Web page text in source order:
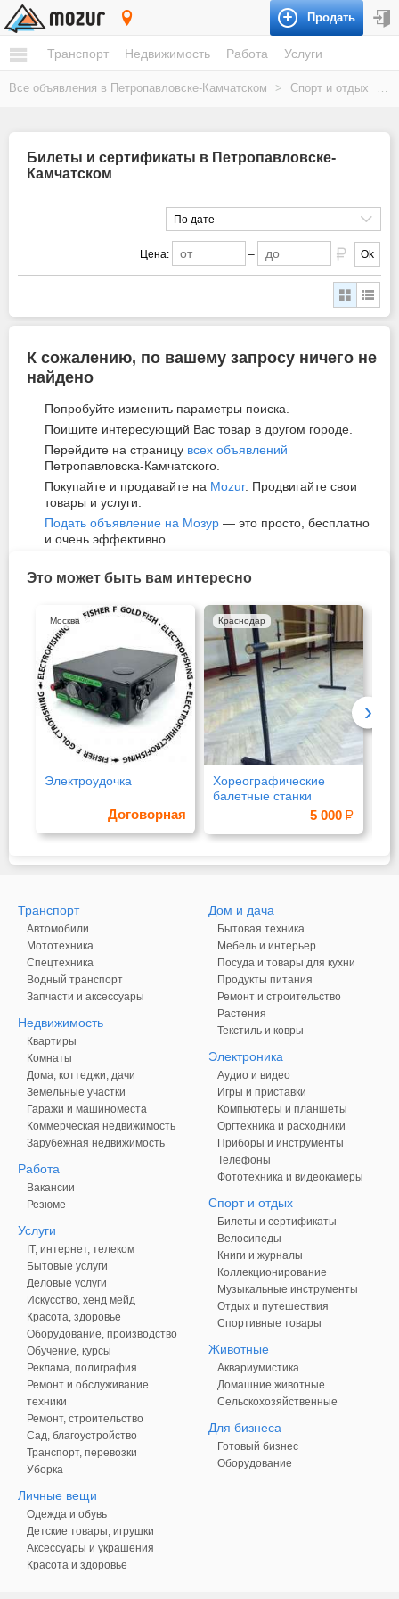
Петропавловск-Камчатский Продать
Транспорт Недвижимость Работа Услуги
Все объявления в Петропавловске-Камчатском > Спорт и отдых
Билеты и сертификаты в Петропавловске-
Камчатском
По дате
Цена: – Ok
К сожалению, по вашему запросу ничего не
найдено
Попробуйте изменить параметры поиска.
Поищите интересующий Вас товар в другом городе.
Перейдите на страницу всех объявлений
Петропавловска-Камчатского.
Покупайте и продавайте на Mozur. Продвигайте свои
товары и услуги.
Подать объявление на Мозур — это просто, бесплатно
и очень эффективно.
Это может быть вам интересно
Электроудочка
Договорная
Москва
Хореографические
балетные станки
5 000
Краснодар
›
Транспорт
Автомобили
Мототехника
Спецтехника
Водный транспорт
Запчасти и аксессуары
Недвижимость
Квартиры
Комнаты
Дома, коттеджи, дачи
Земельные участки
Гаражи и машиноместа
Коммерческая недвижимость
Зарубежная недвижимость
Работа
Вакансии
Резюме
Услуги
IT, интернет, телеком
Бытовые услуги
Деловые услуги
Искусство, хенд мейд
Красота, здоровье
Оборудование, производство
Обучение, курсы
Реклама, полиграфия
Ремонт и обслуживание
техники
Ремонт, строительство
Сад, благоустройство
Транспорт, перевозки
Уборка
Личные вещи
Одежда и обувь
Детские товары, игрушки
Аксессуары и украшения
Красота и здоровье
Дом и дача
Бытовая техника
Мебель и интерьер
Посуда и товары для кухни
Продукты питания
Ремонт и строительство
Растения
Текстиль и ковры
Электроника
Аудио и видео
Игры и приставки
Компьютеры и планшеты
Оргтехника и расходники
Приборы и инструменты
Телефоны
Фототехника и видеокамеры
Спорт и отдых
Билеты и сертификаты
Велосипеды
Книги и журналы
Коллекционирование
Музыкальные инструменты
Отдых и путешествия
Спортивные товары
Животные
Аквариумистика
Домашние животные
Сельскохозяйственные
Для бизнеса
Готовый бизнес
Оборудование